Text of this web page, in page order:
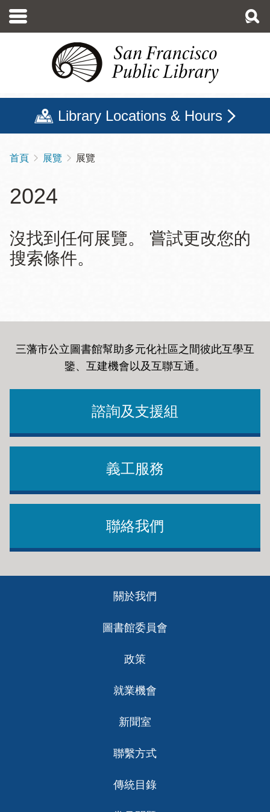
至
Library Locations & Hours
導
連
首頁 展覽 展覽
2024
沒找到任何展覽。 嘗試更改您的
搜索條件。
三藩市公立圖書館幫助多元化社區之間彼此互學互
鑒、互建機會以及互聯互通。
諮詢及支援組
義工服務
聯絡我們
關於我們
圖書館委員會
政策
就業機會
新聞室
聯繫方式
傳統目錄